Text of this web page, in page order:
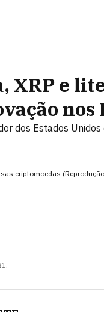
XRP e
dos Estados
criptomoedas
.